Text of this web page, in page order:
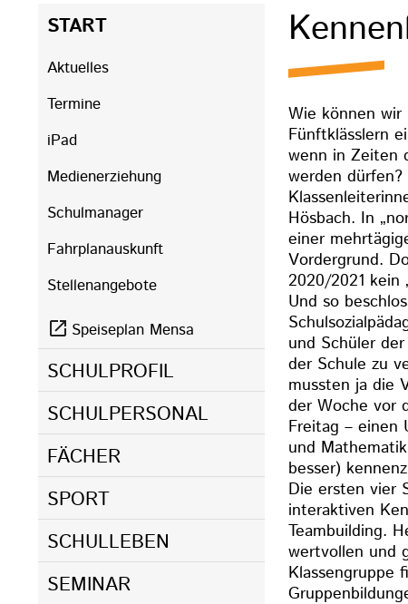
Wie können wir
Fünftklässlern
wenn in Zeiten
werden
Hösbach. In
einer
Vordergrund.
2020/2021 kein
Und so
und Schüler
der Schule zu
mussten ja die
der Woche vor
Freitag – einen
und
besser)
Die ersten vier
interaktiven
Teambuilding.
wertvollen und
Klassengruppe
Navigation
überspringen
START
Aktuelles
Termine
iPad
Medienerziehung
Schulmanager
Fahrplanauskunft
Stellenangebote
Speiseplan Mensa
SCHULPROFIL
SCHULPERSONAL
FÄCHER
SPORT
SCHULLEBEN
SEMINAR